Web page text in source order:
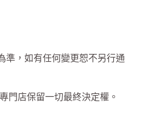
信心保證
過萬商戶減省高達一半的打印成